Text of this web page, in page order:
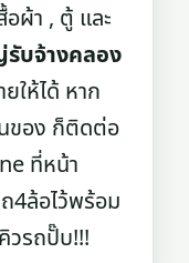
อผ้า , ตู้ และ
บจ้างคลอง
ให้ได้ หาก
ของ ก็ติดต่อ
ที่หน้า
4ล้อไว้พร้อม
วรถปั๊บ!!!